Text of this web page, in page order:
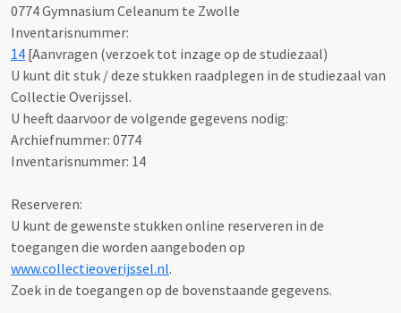
0774 Gymnasium Celeanum te Zwolle
Inventarisnummer:
14 [Aanvragen (verzoek tot inzage op de studiezaal)
U kunt dit stuk / deze stukken raadplegen in de studiezaal van
Collectie Overijssel.
U heeft daarvoor de volgende gegevens nodig:
Archiefnummer: 0774
Inventarisnummer: 14
Reserveren:
U kunt de gewenste stukken online reserveren in de
toegangen die worden aangeboden op
www.collectieoverijssel.nl.
Zoek in de toegangen op de bovenstaande gegevens.